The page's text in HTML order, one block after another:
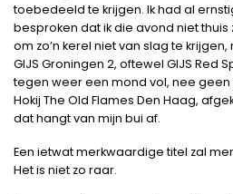
toebedeeld te krijgen. Ik had al
besproken dat ik die avond niet thuis
om zo’n kerel niet van slag te
GIJS Groningen 2, oftewel GIJS Red
tegen weer een mond vol, nee geen
Hokij The Old Flames Den Haag,
dat hangt van mijn bui af.
Een ietwat merkwaardige titel zal
Het is niet zo raar.